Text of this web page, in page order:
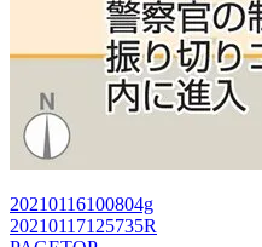
20210116100804g
20210117125735R